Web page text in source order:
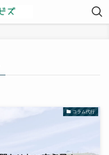
コラム代行